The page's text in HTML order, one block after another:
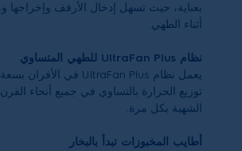
بعناية، حيث تسهل إدخال الأرفف وإخراجها
أثناء الطهي.
نظام UltraFan Plus للطهي المتساوي
يعمل نظام UltraFan Plus في الأفران بسعة
توزيع الحرارة بالتساوي في جميع أنحاء الفرن
الشهية بكل مرة.
أطايب المخبوزات تبدأ بالبخار